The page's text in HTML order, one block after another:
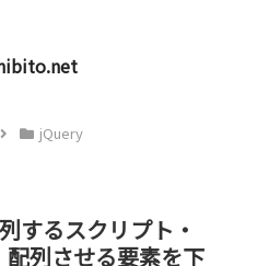
jQuery
するスクリプト・
列させる要素を下